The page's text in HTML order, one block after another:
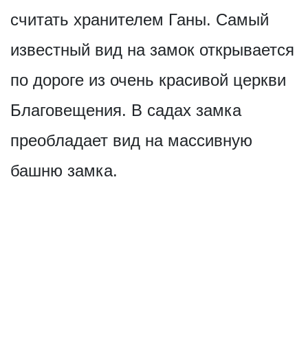
считать хранителем Ганы. Самый
известный вид на замок открывается
по дороге из очень красивой церкви
Благовещения. В садах замка
преобладает вид на массивную
башню замка.